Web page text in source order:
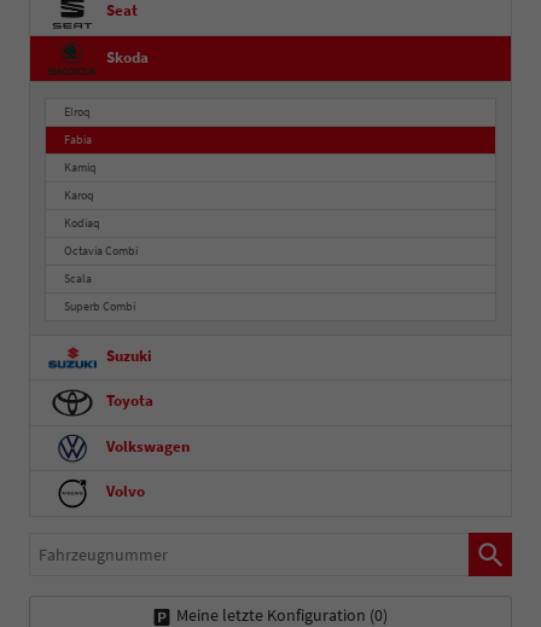
Seat
Skoda
Elroq
Fabia
Kamiq
Karoq
Kodiaq
Octavia Combi
Scala
Superb Combi
Suzuki
Toyota
Volkswagen
Volvo
Fahrzeugnummer
Meine letzte Konfiguration (0)